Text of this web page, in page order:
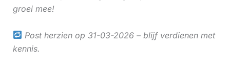
groei mee!
Post herzien op 31-03-2026 – blijf verdienen met
kennis.